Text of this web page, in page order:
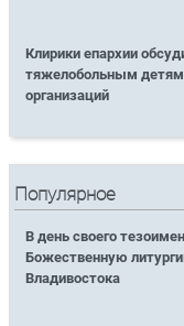
Клирики епархии
тяжелобольным
организаций
Популярное
В день своего
Божественную
Владивостока